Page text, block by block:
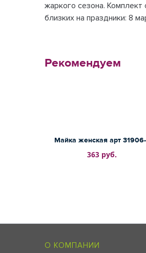
жаркого сезона.
близких на праздники: 8
Рекомендуем
Майка женская арт
363 руб.
О КОМПАНИИ